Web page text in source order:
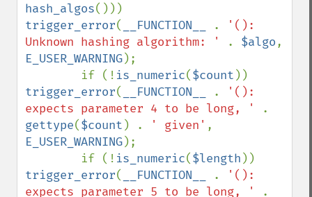
hash_algos
trigger_error( __FUNCTION__ .
'():
Unknown hashing algorithm: '
. $algo
E_USER_WARNING);
        if (!
is_numeric($count
trigger_error( __FUNCTION__ .
'():
expects parameter 4 to be long, '
gettype($count ) . ' given'
E_USER_WARNING);
        if (!
is_numeric($length
trigger_error( __FUNCTION__ .
'():
expects parameter 5 to be long, '